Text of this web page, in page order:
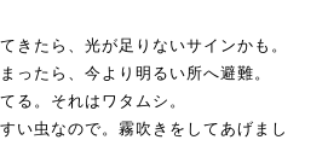
きたら、光が足りないサインかも。
ったら、今より明るい所へ避難。
る。それはワタムシ。
い虫なので。霧吹きをしてあげまし